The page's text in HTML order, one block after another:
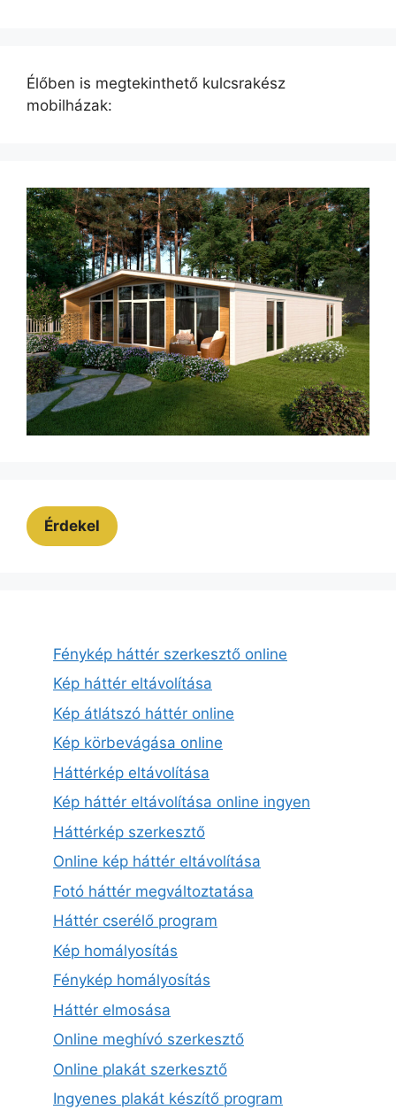
Élőben is megtekinthető kulcsrakész
mobilházak:
Érdekel
Fénykép háttér szerkesztő online
Kép háttér eltávolítása
Kép átlátszó háttér online
Kép körbevágása online
Háttérkép eltávolítása
Kép háttér eltávolítása online ingyen
Háttérkép szerkesztő
Online kép háttér eltávolítása
Fotó háttér megváltoztatása
Háttér cserélő program
Kép homályosítás
Fénykép homályosítás
Háttér elmosása
Online meghívó szerkesztő
Online plakát szerkesztő
Ingyenes plakát készítő program